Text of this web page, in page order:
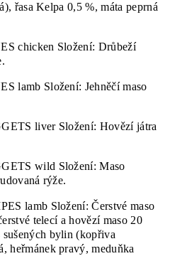
řasa Kelpa 0,5 %, máta peprná
chicken Složení: Drůbeží
lamb Složení: Jehněčí maso
liver Složení: Hovězí játra
wild Složení: Maso
rýže.
lamb Složení: Čerstvé maso
telecí a hovězí maso 20
sušených bylin (kopřiva
heřmánek pravý, meduňka